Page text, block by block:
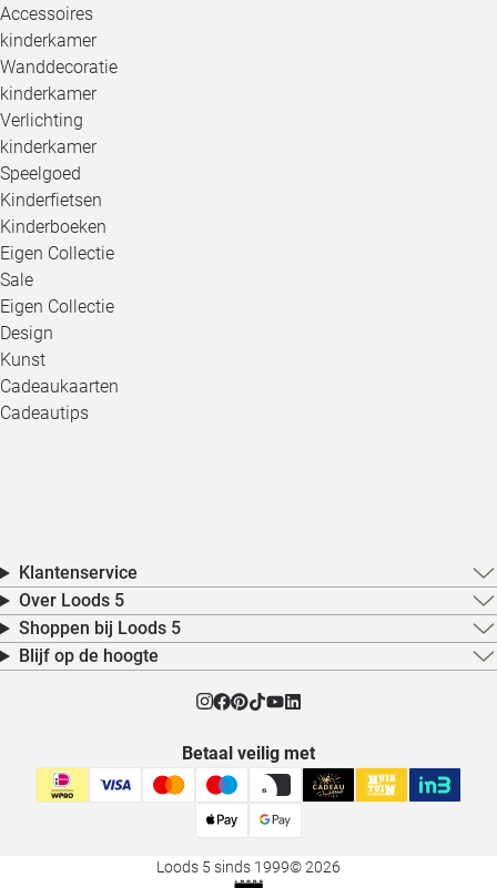
Accessoires
kinderkamer
Wanddecoratie
kinderkamer
Verlichting
kinderkamer
Speelgoed
Kinderfietsen
Kinderboeken
Eigen Collectie
Sale
Eigen Collectie
Design
Kunst
Cadeaukaarten
Cadeautips
Klantenservice
Over Loods 5
Shoppen bij Loods 5
Blijf op de hoogte
Betaal veilig met
Loods 5 sinds 1999© 2026